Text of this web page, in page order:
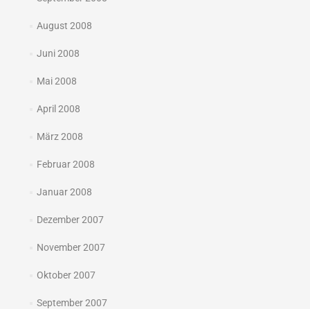
August 2008
Juni 2008
Mai 2008
April 2008
März 2008
Februar 2008
Januar 2008
Dezember 2007
November 2007
Oktober 2007
September 2007